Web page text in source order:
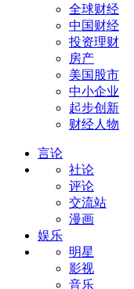
全球财经
中国财经
投资理财
房产
美国股市
中小企业
起步创新
财经人物
言论
社论
评论
交流站
漫画
娱乐
明星
影视
音乐